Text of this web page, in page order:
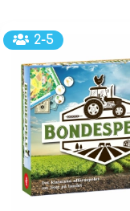
2-5